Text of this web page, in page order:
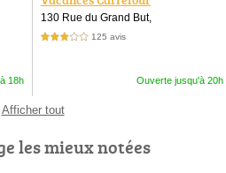
18h
130 Rue du Grand But,
3,0 étoiles sur 5 125 avis
Ouverte jusqu'à 20h
Afficher tout
les mieux notées